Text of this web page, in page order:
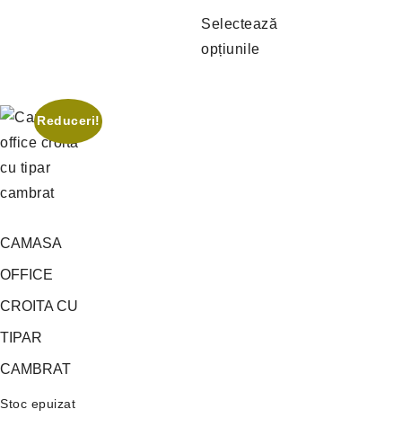
Selectează
opțiunile
Reduceri!
CAMASA
OFFICE
CROITA CU
TIPAR
CAMBRAT
Stoc epuizat